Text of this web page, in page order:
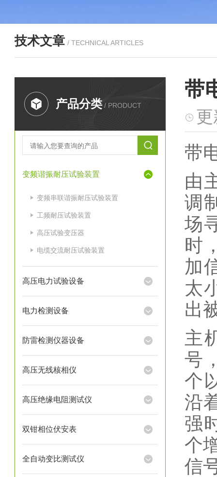
技术文章 / TECHNICAL ARTICLES
产品分类 / PRODUCT
变频谐振耐压试验装置
变频串联谐振耐压试验装置
工频耐压试验装置
高压试验变压器
电缆交流耐压试验装置
高压电力试验设备
电力检测设备
防雷检测仪器设备
高压无线核相仪
高压绝缘电阻测试仪
双钳相位伏安表
全自动变比测试仪
带
带
由
调
场
时
加
太
出
主
号
个
沿
强
个
信